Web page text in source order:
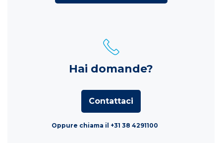
Hai domande?
Contattaci
Oppure chiama il +31 38 4291100